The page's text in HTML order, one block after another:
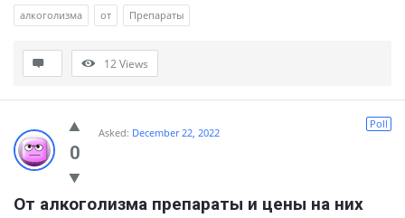
алкоголизма от Препараты
12Views
0
Poll
Asked: December 22, 2022
От алкоголизма препараты и цены на них